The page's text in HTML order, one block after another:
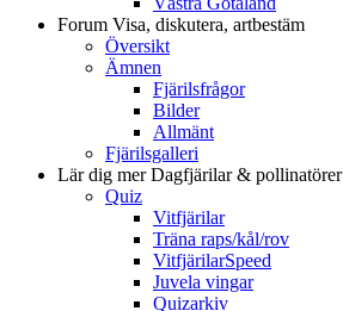
Forum Visa, diskutera, artbestäm
Översikt
Ämnen
Fjärilsfrågor
Bilder
Allmänt
Fjärilsgalleri
Lär dig merDagfjärilar & pollinatörer
Quiz
Vitfjärilar
Träna raps/kål/rov
VitfjärilarSpeed
Juvela vingar
Quizarkiv